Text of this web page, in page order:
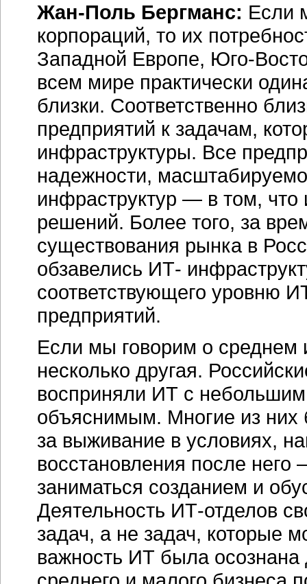
Жан-Поль Бергманс: Если
корпораций, то их
Западной Европе, Юго-
всем мире практически
близки. Соответственно
предприятий к задачам,
инфраструктуры. Все
надежности,
инфраструктур — в том,
решений. Более того, за
существования рынка в
обзавелись ИТ-
соответствующего уровню
предприятий.
Если мы говорим о среднем
несколько другая.
восприняли ИТ с
объяснимым. Многие из них
за выживание в условиях,
восстановления после
заниматься созданием и
Деятельность ИТ-отделов
задач, а не задач, которые
важность ИТ была осознана